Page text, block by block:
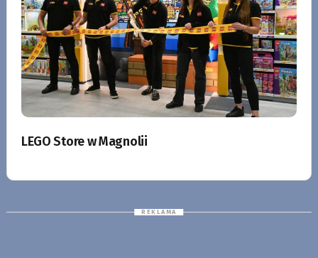
LEGO Store w Magnolii